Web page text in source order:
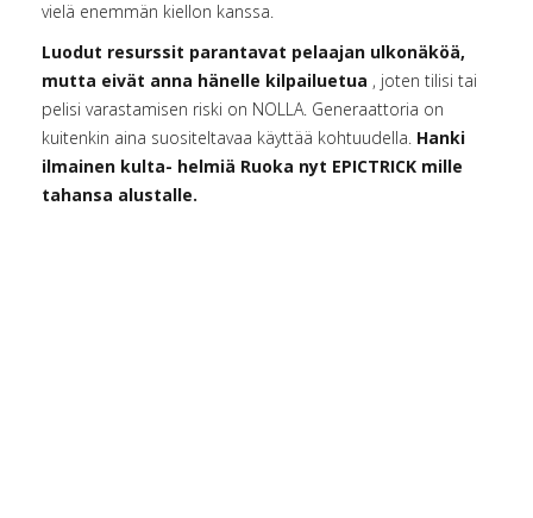
vielä enemmän kiellon kanssa.
Luodut resurssit parantavat pelaajan ulkonäköä,
mutta eivät anna hänelle kilpailuetua , joten tilisi tai
pelisi varastamisen riski on NOLLA. Generaattoria on
kuitenkin aina suositeltavaa käyttää kohtuudella. Hanki
ilmainen kulta- helmiä Ruoka nyt EPICTRICK mille
tahansa alustalle.